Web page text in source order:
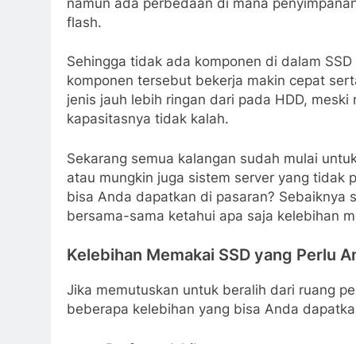
flash.
Sehingga tidak ada komponen di dalam
komponen tersebut bekerja makin cepat
jenis jauh lebih ringan dari pada HDD,
kapasitasnya tidak kalah.
Sekarang semua kalangan sudah mulai
atau mungkin juga sistem server yang tidak
bisa Anda dapatkan di pasaran? Sebaiknya
bersama-sama ketahui apa saja kelebihan
Kelebihan Memakai SSD yang Perlu
Jika memutuskan untuk beralih dari ruang
beberapa kelebihan yang bisa Anda